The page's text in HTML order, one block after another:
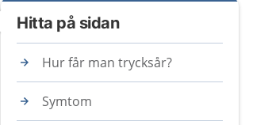
Hitta på sidan
Hur får man trycksår?
Symtom